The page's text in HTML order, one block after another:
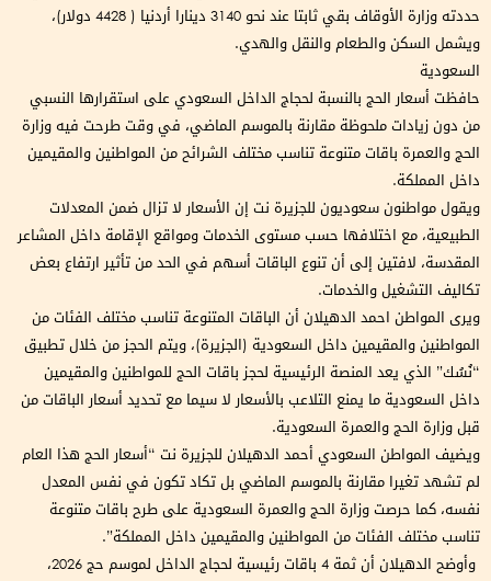
حددته وزارة الأوقاف بقي ثابتا عند نحو 3140 دينارا أردنيا ( 4428 دولار)،
ويشمل السكن والطعام والنقل والهدي.
السعودية
حافظت أسعار الحج بالنسبة لحجاج الداخل السعودي على استقرارها النسبي
من دون زيادات ملحوظة مقارنة بالموسم الماضي، في وقت طرحت فيه وزارة
الحج والعمرة باقات متنوعة تناسب مختلف الشرائح من المواطنين والمقيمين
داخل المملكة.
ويقول مواطنون سعوديون للجزيرة نت إن الأسعار لا تزال ضمن المعدلات
الطبيعية، مع اختلافها حسب مستوى الخدمات ومواقع الإقامة داخل المشاعر
المقدسة، لافتين إلى أن تنوع الباقات أسهم في الحد من تأثير ارتفاع بعض
تكاليف التشغيل والخدمات.
ويرى المواطن احمد الدهيلان أن الباقات المتنوعة تناسب مختلف الفئات من
المواطنين والمقيمين داخل السعودية (الجزيرة)، ويتم الحجز من خلال تطبيق
“نُسُك” الذي يعد المنصة الرئيسية لحجز باقات الحج للمواطنين والمقيمين
داخل السعودية ما يمنع التلاعب بالأسعار لا سيما مع تحديد أسعار الباقات من
قبل وزارة الحج والعمرة السعودية.
ويضيف المواطن السعودي أحمد الدهيلان للجزيرة نت “أسعار الحج هذا العام
لم تشهد تغيرا مقارنة بالموسم الماضي بل تكاد تكون في نفس المعدل
نفسه، كما حرصت وزارة الحج والعمرة السعودية على طرح باقات متنوعة
تناسب مختلف الفئات من المواطنين والمقيمين داخل المملكة”.
وأوضح الدهيلان أن ثمة 4 باقات رئيسية لحجاج الداخل لموسم حج 2026،